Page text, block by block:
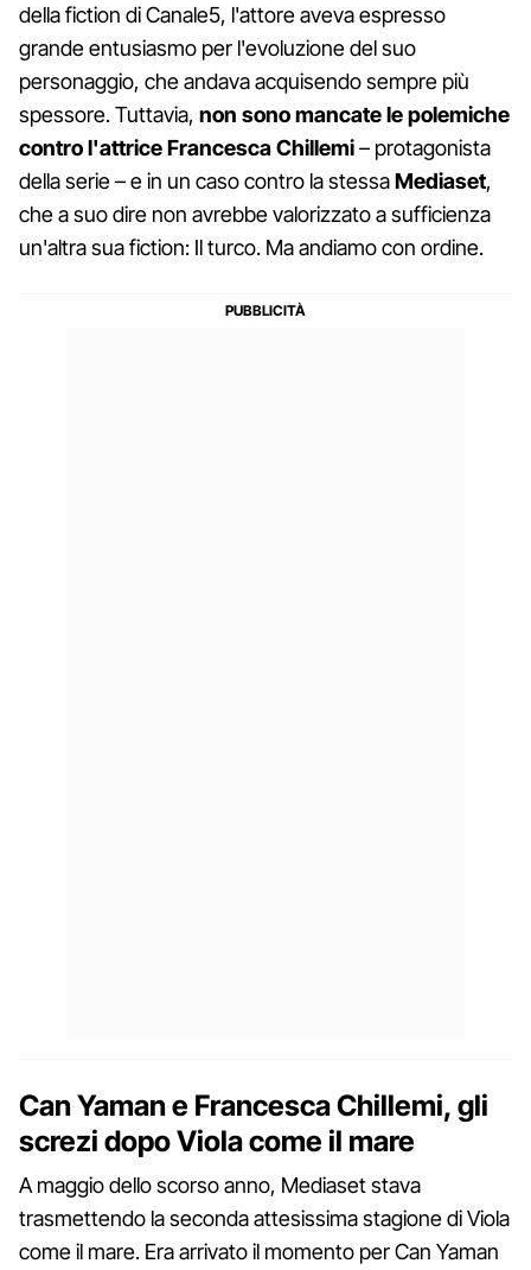
della fiction di Canale5, l'attore aveva espresso
grande entusiasmo per l'evoluzione del suo
personaggio, che andava acquisendo sempre più
spessore. Tuttavia, non sono mancate le polemiche
contro l'attrice Francesca Chillemi– protagonista
della serie – e in un caso contro la stessaMediaset,
che a suo dire non avrebbe valorizzato a sufficienza
un'altra sua fiction: Il turco. Ma andiamo con ordine.
Can Yaman e Francesca Chillemi, gli
screzi dopo Viola come il mare
A maggio dello scorso anno, Mediaset stava
trasmettendo la seconda attesissima stagione di Viola
come il mare. Era arrivato il momento per Can Yaman